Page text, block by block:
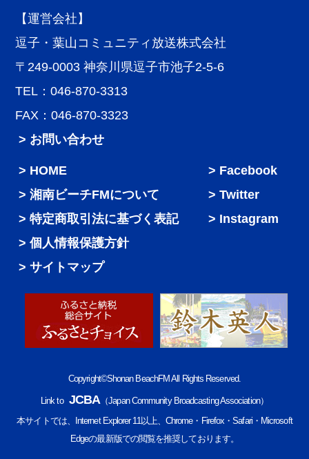
【運営会社】
逗子・葉山コミュニティ放送株式会社
〒249-0003 神奈川県逗子市池子2-5-6
TEL：046-870-3313
FAX：046-870-3323
> お問い合わせ
HOME
湘南ビーチFMについて
特定商取引法に基づく表記
個人情報保護方針
サイトマップ
Facebook
Twitter
Instagram
Copyright©Shonan BeachFM All Rights Reserved.
Link to JCBA（Japan Community Broadcasting Association）
本サイトでは、Internet Explorer 11以上、Chrome・Firefox・Safari・Microsoft
Edgeの最新版での閲覧を推奨しております。